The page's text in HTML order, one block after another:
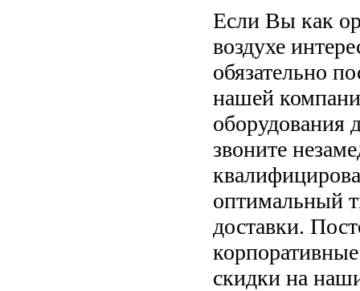
Если Вы как
воздухе
обязательно
нашей
оборудования
звоните
оптимальный
доставки.
скидки на